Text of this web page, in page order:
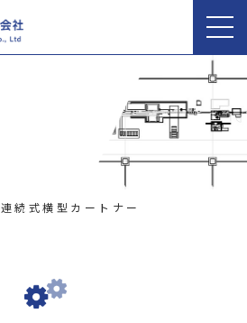
連続式横型カートナー